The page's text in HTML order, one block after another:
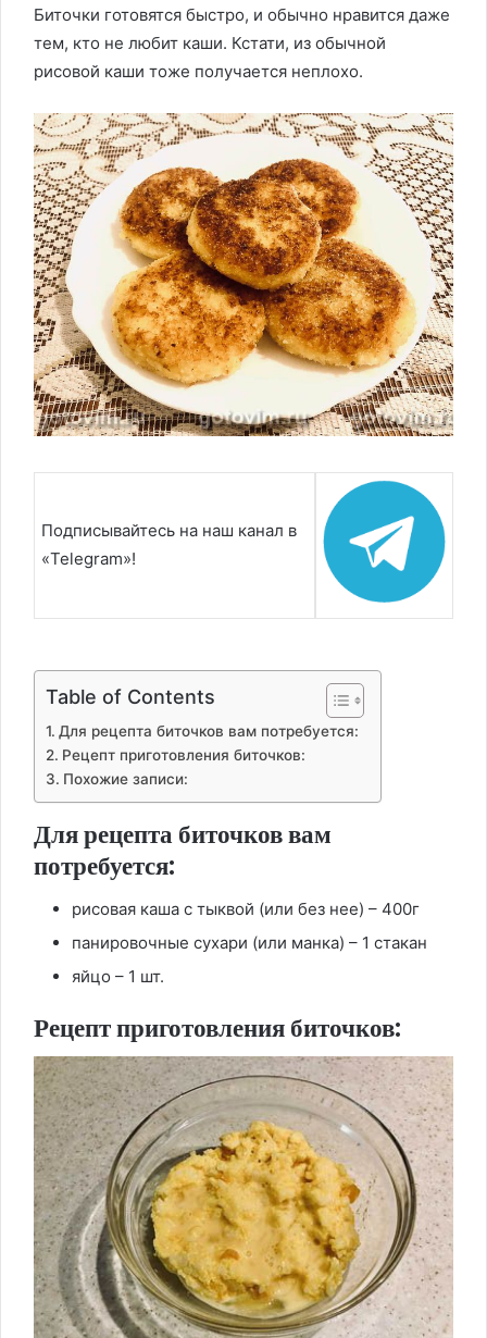
Биточки готовятся быстро, и обычно нравится даже
тем, кто не любит каши. Кстати, из обычной
рисовой каши тоже получается неплохо.
Подписывайтесь на наш канал в
«Telegram»!
Table of Contents
Для рецепта биточков вам потребуется:
Рецепт приготовления биточков:
Похожие записи:
Для рецепта биточков вам
потребуется:
рисовая каша с тыквой (или без нее) – 400г
панировочные сухари (или манка) – 1 стакан
яйцо – 1 шт.
Рецепт приготовления биточков: